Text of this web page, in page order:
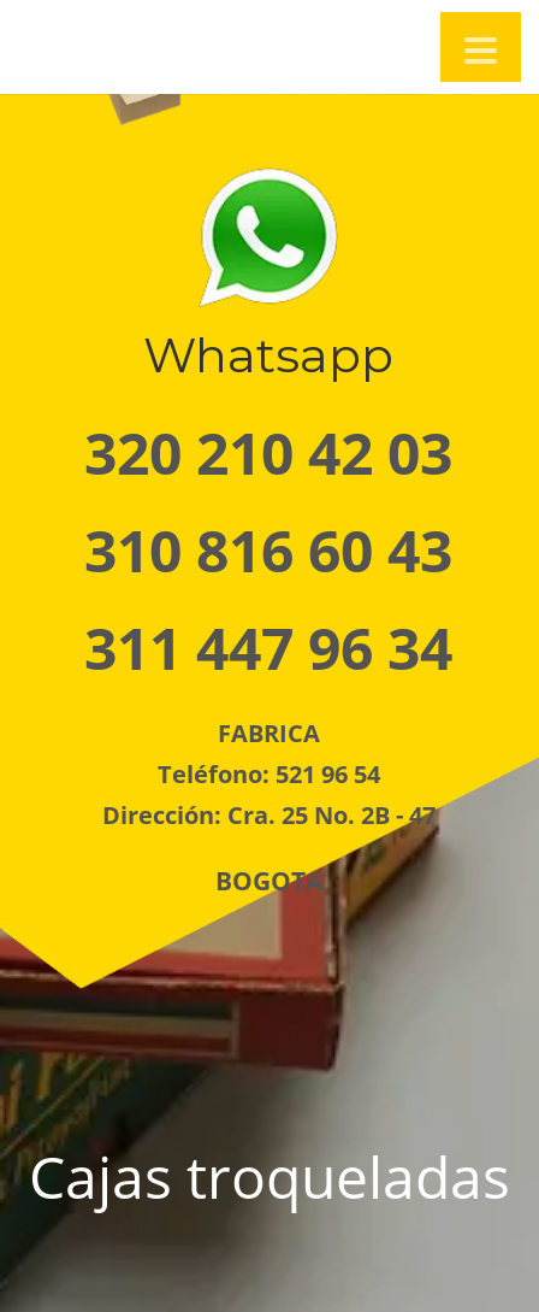
Whatsapp
320 210 42 03
310 816 60 43
311 447 96 34
FABRICA
Teléfono: 521 96 54
Dirección: Cra. 25 No. 2B - 47
BOGOTA
Cajas troqueladas